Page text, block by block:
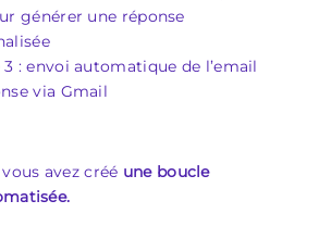
générer une réponse
3 : envoi automatique de l’email
via Gmail
avez créé une boucle